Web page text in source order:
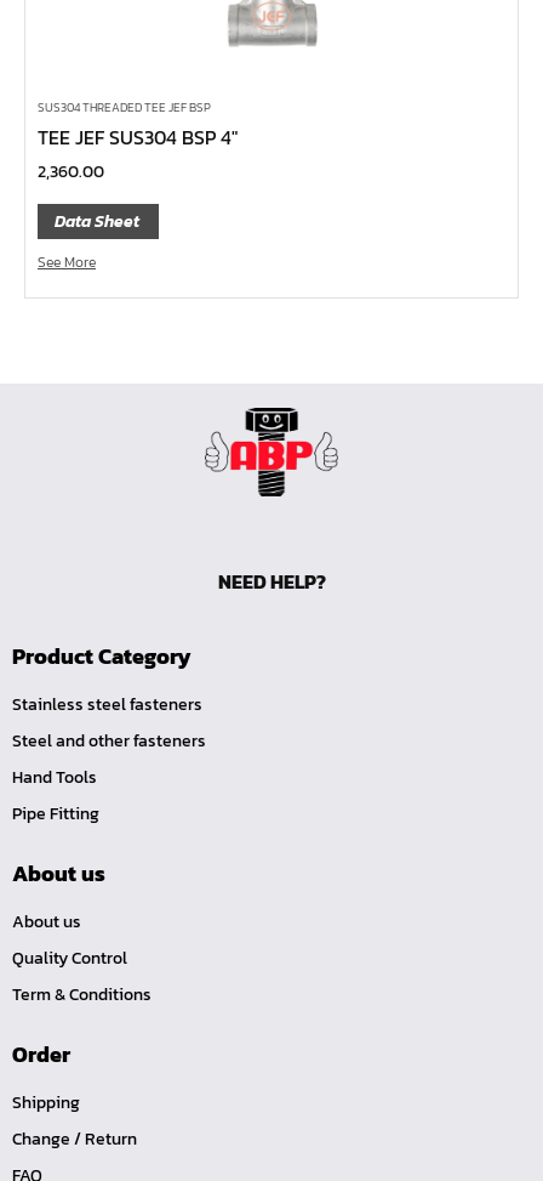
ลูกบ๊อกซ์ลม ขนาด 2.1/2"
ลูกบ๊อกซ์ลม ขนาด 1"
ลูกบ๊อกซ์ลม ขนาด 3/4"
ลูกบ๊อกซ์ลม ขนาด 1/2"
ลูกบ๊อกซ์ ท๊อกซ์ พลัส 1/2"
ลูกบ๊อกซ์ Nut Grip สั้น ยาว, กึ่งยาว, ลูกบ๊อกซ์ Nut Grip บ๊
บ๊อกข้ออ่อน
ลูกบ๊อกซ์ ถนอมมุมน๊อต
ลูกบ๊อกซ์ ข้อต่อ
ลูกบ๊อกซ์ ขนาด 1"
ลูกบ๊อกซ์ ขนาด 3/4"
ลูกบ๊อกซ์ ขนาด 3/8"
ลูกบ๊อกซ์ ขนาด 1/4"
คีม
เครื่องมือสำหรับงานประปา
เครื่องมือสำหรับรถยนต์
เครื่องมือซ่อมจักรยาน
เครื่องมือทั่วไป
SUS304 THREADED TEE JEF BSP
TEE JEF SUS304 BSP 4″
2,360.00
Data Sheet
See More
NEED HELP?
Product Category
Stainless steel fasteners
Steel and other fasteners
Hand Tools
Pipe Fitting
About us
About us
Quality Control
Term & Conditions
Order
Shipping
Change / Return
FAQ